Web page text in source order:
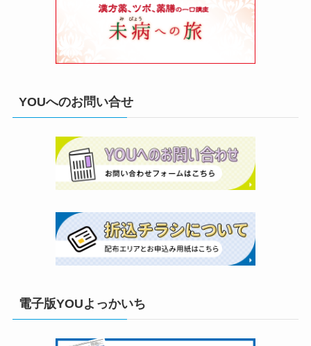
YOUへのお問い合せ
電子版YOUよっかいち